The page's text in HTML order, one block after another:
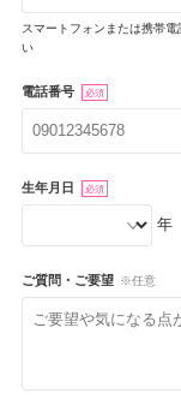
スマートフォンまたは携帯
い
電話番号 必須
生年月日 必須
年
ご質問・ご要望 ※任意